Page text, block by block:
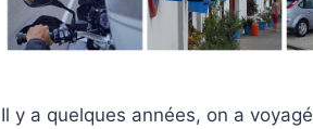
Il y a quelques années, on a